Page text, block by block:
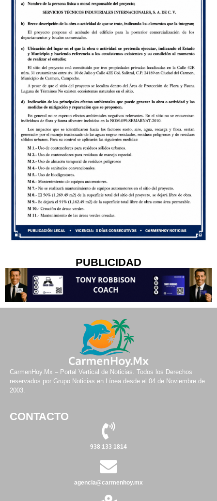
PUBLICIDAD
CarmenHoy.Mx – Portal Vertical de Noticias. Todos los Derechos
reservados por Grupo Noticias en Línea desde el 04 de Noviembre de
2003.
CONTACTO
938 133 1814
agencia@carmenhoy.mx